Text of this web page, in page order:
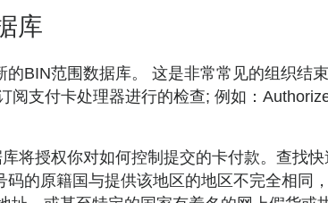
库
的BIN范围数据库。 这是非常常见的组织
阅支付卡处理器进行的检查; 例如：
将授权你对如何控制提交的卡付款。查找
的原籍国与提供该地区的地区不完全相